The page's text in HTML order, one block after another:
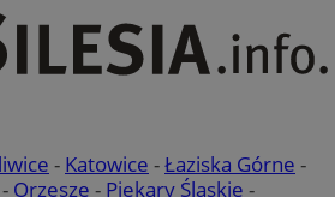
- Katowice -Łaziska Górne -
- Orzesze - Piekary Śląskie -
cookie umożliwiają korzystanie z
strony internetowej, takich jak
i zarządzanie kontem. Bez
cookie nie można prawidłowo korzystać
mojetychy.pl 1 rok